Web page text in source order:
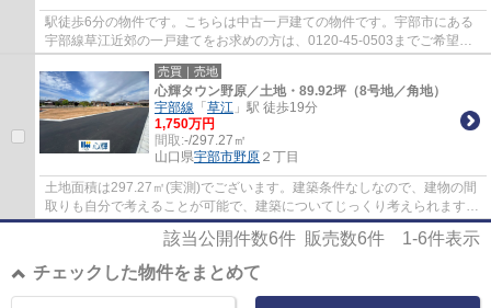
駅徒歩6分の物件です。こちらは中古一戸建ての物件です。宇部市にある
宇部線草江近郊の一戸建てをお求めの方は、0120-45-0503までご希望の
条件をお気軽にお申し付け下さい。
売買｜売地
心輝タウン野原／土地・89.92坪（8号地／角地）
宇部線 「 草江 」駅 徒歩19分
1,750万円
間取:-/297.27㎡
山口県宇部市野原 ２丁目
土地面積は297.27㎡(実測)でございます。建築条件なしなので、建物の間
取りも自分で考えることが可能で、建築についてじっくり考えられます。
周辺環境が充実している売地はこちらです...
該当公開件数6件 販売数6件 1-6件表示
チェックした物件をまとめて